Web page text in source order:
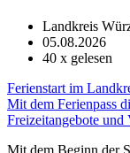
Landkreis
05.08.2026
40 x gelesen
Ferienstart im
Mit dem Ferienpass
Freizeitangebote und
Mit dem Beginn der